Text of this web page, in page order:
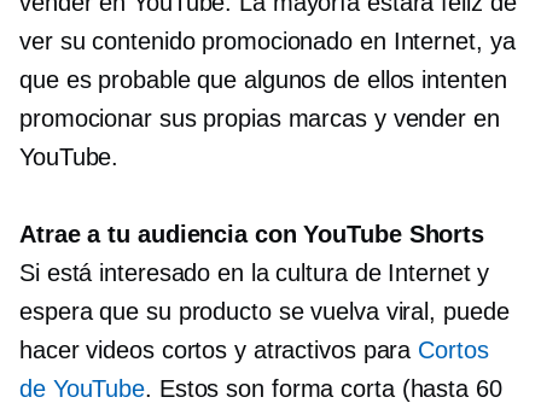
ver su contenido promocionado en Internet, ya
que es probable que algunos de ellos intenten
promocionar sus propias marcas y vender en
YouTube.
Atrae a tu audiencia con YouTube Shorts
Si está interesado en la cultura de Internet y
espera que su producto se vuelva viral, puede
hacer videos cortos y atractivos para Cortos
de YouTube. Estos son forma corta(hasta 60